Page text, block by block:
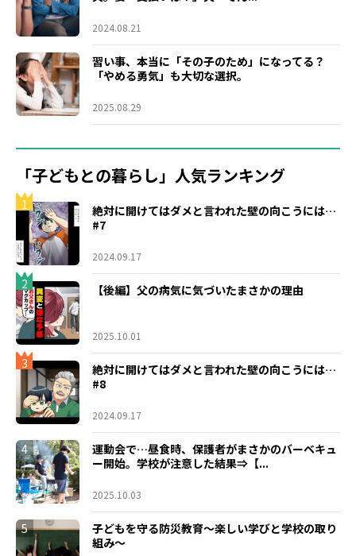
2024.08.21
習い事、本当に「その子のため」になってる？
「やめる勇気」も大切な選択。
2025.08.29
「子どもとの暮らし」人気ランキング
1
絶対に開けてはダメと言われた壁の向こうには…
#7
2024.09.17
2 【後編】父の病気に気づいたまさかの理由
2025.10.01
3
絶対に開けてはダメと言われた壁の向こうには…
#8
2024.09.17
4
運動会で…昼食時、保護者がまさかのバーベキュ
ー開始。学校が注意した結果⇒【...
2025.10.03
5
子どもを守る防災教育～楽しい学びと学校の取り
組み～